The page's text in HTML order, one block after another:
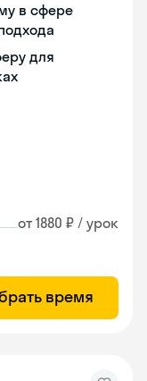
в сфере
для
от 1880 ₽ / урок
время